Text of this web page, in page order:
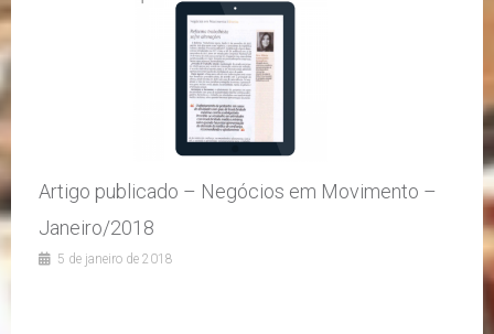
Artigo publicado – Negócios em Movimento –
Janeiro/2018
5 de janeiro de 2018